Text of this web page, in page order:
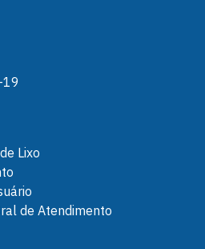
19
Lixo
de Atendimento